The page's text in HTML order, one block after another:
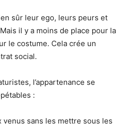
sûr leur ego, leurs peurs et
il y a moins de place pour la
le costume. Cela crée un
social.
l’appartenance se
:
sans les mettre sous les